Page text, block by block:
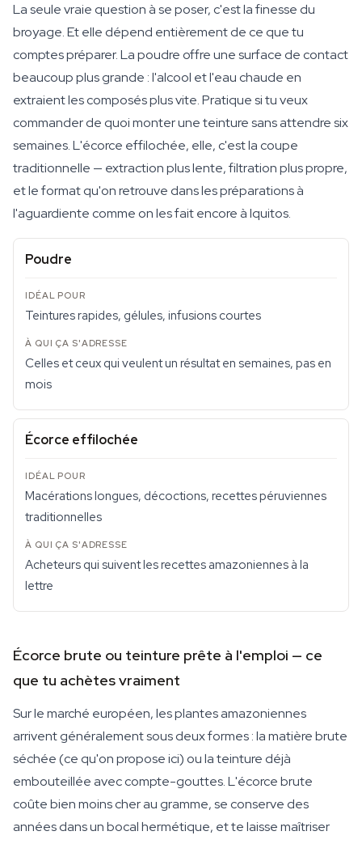
La seule vraie question à se poser, c'est la finesse du
broyage. Et elle dépend entièrement de ce que tu
comptes préparer. La poudre offre une surface de contact
beaucoup plus grande : l'alcool et l'eau chaude en
extraient les composés plus vite. Pratique si tu veux
commander de quoi monter une teinture sans attendre six
semaines. L'écorce effilochée, elle, c'est la coupe
traditionnelle — extraction plus lente, filtration plus propre,
et le format qu'on retrouve dans les préparations à
l'aguardiente comme on les fait encore à Iquitos.
Poudre
Teintures rapides, gélules, infusions courtes
Celles et ceux qui veulent un résultat en semaines, pas en
mois
Écorce effilochée
Macérations longues, décoctions, recettes péruviennes
traditionnelles
Acheteurs qui suivent les recettes amazoniennes à la
lettre
Écorce brute ou teinture prête à l'emploi — ce
que tu achètes vraiment
Sur le marché européen, les plantes amazoniennes
arrivent généralement sous deux formes : la matière brute
séchée (ce qu'on propose ici) ou la teinture déjà
embouteillée avec compte-gouttes. L'écorce brute
coûte bien moins cher au gramme, se conserve des
années dans un bocal hermétique, et te laisse maîtriser